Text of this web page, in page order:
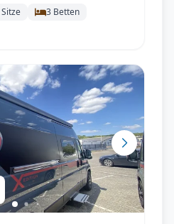
Sitze 3 Betten